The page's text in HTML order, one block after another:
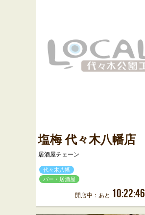
塩梅 代々木八幡店
居酒屋チェーン
代々木八幡
バー・居酒屋
開店中：あと 10:22:46